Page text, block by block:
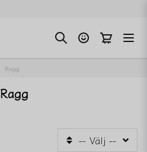
Ragg
Ragg
-- Välj --